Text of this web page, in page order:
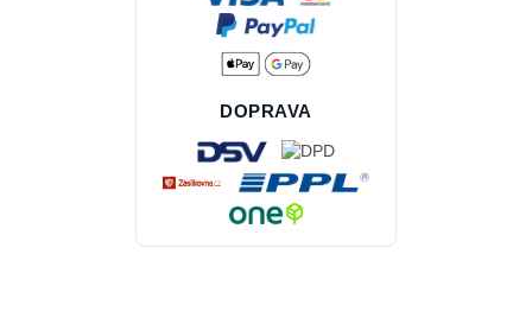
DOPRAVA